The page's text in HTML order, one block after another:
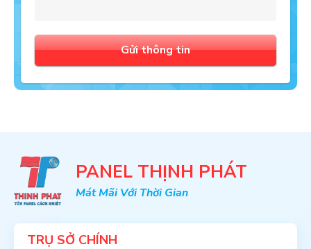
Gửi thông tin
PANEL THỊNH PHÁT
Mát Mãi Với Thời Gian
TRỤ SỞ CHÍNH